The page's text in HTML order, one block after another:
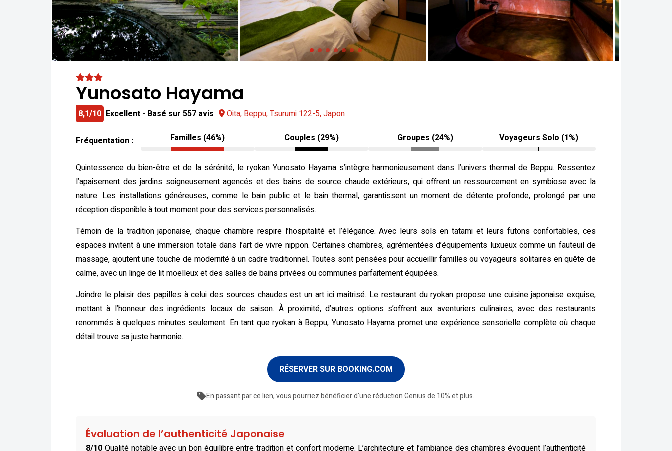
Yunosato Hayama
8,1/10 Excellent - Basé sur 557 avis Oita, Beppu, Tsurumi 122-5, Japon
Fréquentation : Familles (46%) Couples (29%) Groupes (24%) Voyageurs Solo (1%)
Quintessence du bien-être et de la sérénité, le ryokan Yunosato Hayama s’intègre harmonieusement dans l’univers thermal de Beppu. Ressentez
l’apaisement des jardins soigneusement agencés et des bains de source chaude extérieurs, qui offrent un ressourcement en symbiose avec la
nature. Les installations généreuses, comme le bain public et le bain thermal, garantissent un moment de détente profonde, prolongé par une
réception disponible à tout moment pour des services personnalisés.
Témoin de la tradition japonaise, chaque chambre respire l’hospitalité et l’élégance. Avec leurs sols en tatami et leurs futons confortables, ces
espaces invitent à une immersion totale dans l’art de vivre nippon. Certaines chambres, agrémentées d’équipements luxueux comme un fauteuil de
massage, ajoutent une touche de modernité à un cadre traditionnel. Toutes sont pensées pour accueillir familles ou voyageurs solitaires en quête de
calme, avec un linge de lit moelleux et des salles de bains privées ou communes parfaitement équipées.
Joindre le plaisir des papilles à celui des sources chaudes est un art ici maîtrisé. Le restaurant du ryokan propose une cuisine japonaise exquise,
mettant à l’honneur des ingrédients locaux de saison. À proximité, d’autres options s’offrent aux aventuriers culinaires, avec des restaurants
renommés à quelques minutes seulement. En tant que ryokan à Beppu, Yunosato Hayama promet une expérience sensorielle complète où chaque
détail trouve sa juste harmonie.
RÉSERVER SUR BOOKING.COM
En passant par ce lien, vous pourriez bénéficier d'une réduction Genius de 10% et plus.
Évaluation de l’authenticité Japonaise
8/10 Qualité notable avec un bon équilibre entre tradition et confort moderne. L’architecture et l’ambiance des chambres évoquent l’authenticité